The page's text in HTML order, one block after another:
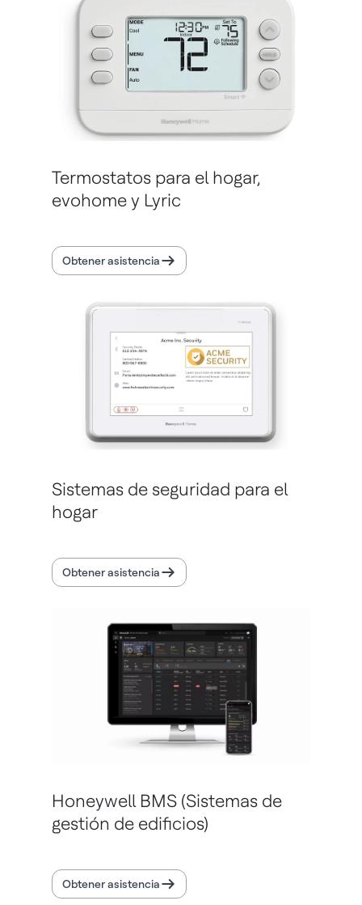
Termostatos para el hogar,
evohome y Lyric
Obtener asistencia
Sistemas de seguridad para el
hogar
Obtener asistencia
Honeywell BMS (Sistemas de
gestión de edificios)
Obtener asistencia